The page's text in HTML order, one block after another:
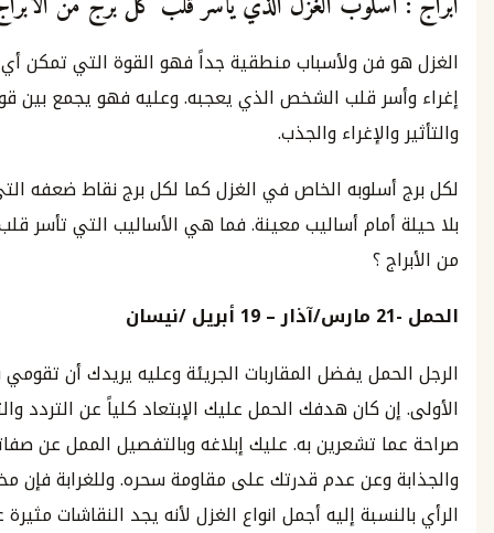
فن ولأسباب منطقية جداً فهو القوة التي تمكن أي شخص من
قلب الشخص الذي يعجبه. وعليه فهو يجمع بين قوة الإقناع
والجذب.
الخاص في الغزل كما لكل برج نقاط ضعفه التي تجعله
أساليب معينة. فما هي الأساليب التي تأسر قلب كل برج
مارس/آذار– 19 أبريل/نيسان
يفضل المقاربات الجريئة وعليه يريدك أن تقومي بالخطوة
كان هدفك الحمل عليك الإبتعاد كلياً عن التردد والتعبير بكل
تشعرين به. عليك إبلاغه وبالتفصيل الممل عن صفاته الرائعة
وعن عدم قدرتك على مقاومة سحره. وللغرابة فإن مخالفته
إليه أجمل انواع الغزل لأنه يجد النقاشات مثيرة عاطفياً